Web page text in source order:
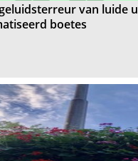
van luide
boetes